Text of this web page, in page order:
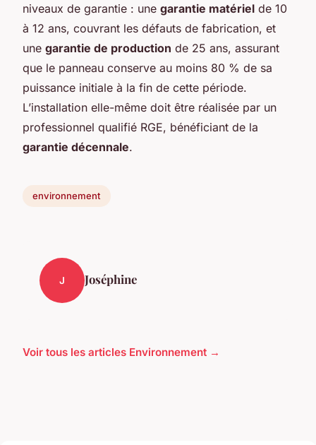
niveaux de garantie : une garantie matériel de 10
à 12 ans, couvrant les défauts de fabrication, et
une garantie de production de 25 ans, assurant
que le panneau conserve au moins 80 % de sa
puissance initiale à la fin de cette période.
L’installation elle-même doit être réalisée par un
professionnel qualifié RGE, bénéficiant de la
garantie décennale.
environnement
J Joséphine
Voir tous les articles Environnement →